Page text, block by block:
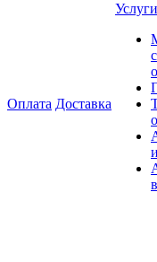
Оплата Доставка
Услуги